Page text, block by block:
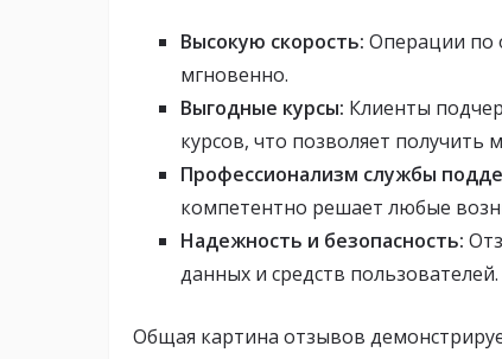
Высокую скорость: Операции по
мгновенно.
Выгодные курсы: Клиенты
курсов, что позволяет получить
Профессионализм службы
компетентно решает любые
Надежность и безопасность:
данных и средств пользователей.
Общая картина отзывов